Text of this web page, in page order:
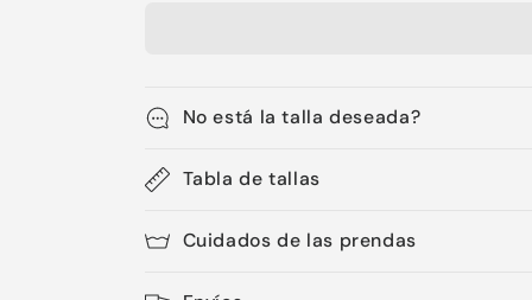
No está la talla deseada?
Tabla de tallas
Cuidados de las prendas